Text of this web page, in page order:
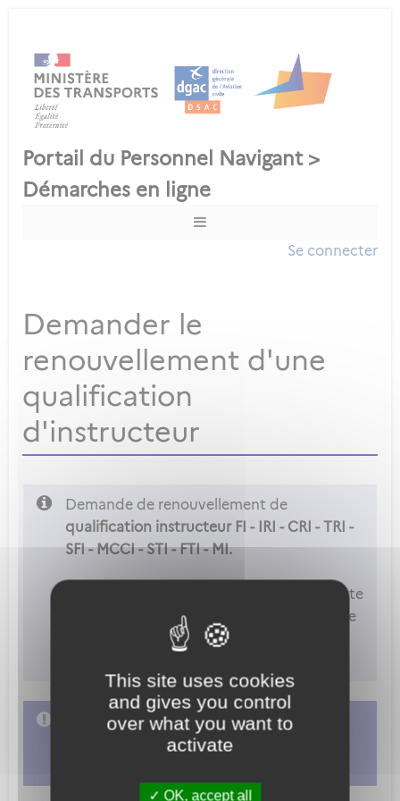
This site uses cookies
and gives you control
over what you want to
activate
OK, accept all
Se connecter
Demander le
renouvellement d'une
qualification
d'instructeur
Demande de renouvellement de
qualification instructeur FI - IRI - CRI - TRI -
SFI - MCCI - STI - FTI - MI.
: Vous ne pouvez accéder à cette
démarche que si vous êtes déclaré comme
examinateur ou instructeur dans les
L'accès à cette démarche ne vous est pas
autorisé. Afin d'y avoir accès, vous devez